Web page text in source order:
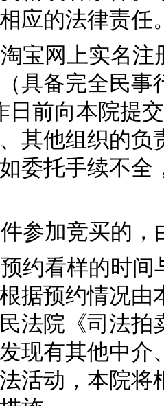
450000元，
人条件：竞
解释对买
资格或者
相应的法
在淘宝网上
（具备完
作日前向
、其他组
如委托手